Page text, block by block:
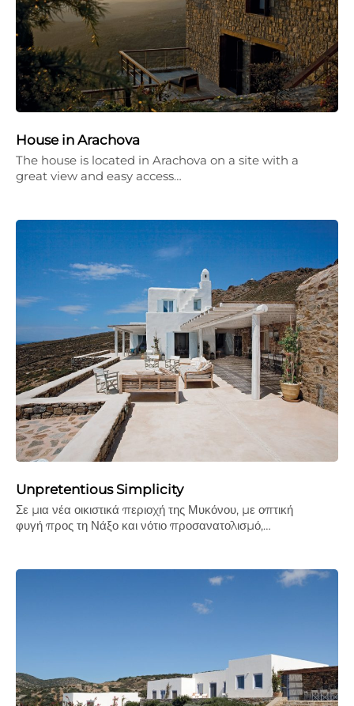
House in Arachova
The house is located in Arachova on a site with a
great view and easy access…
Unpretentious Simplicity
Σε µια νέα οικιστικά περιοχή της Μυκόνου, µε οπτική
φυγή προς τη Νάξο και νότιο προσανατολισµό,…